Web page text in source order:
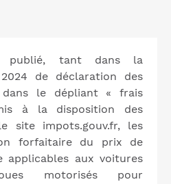
a publié, tant dans la
de déclaration des
dans le dépliant « frais
à la disposition des
site impots.gouv.fr, les
forfaitaire du prix de
applicables aux voitures
motorisés pour